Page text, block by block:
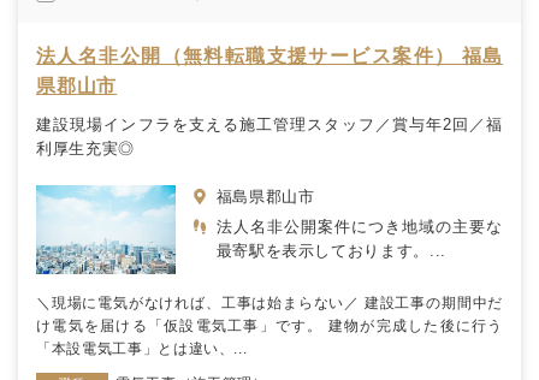
法人名非公開（無料転職支援サービス案件） 福島
県郡山市
建設現場インフラを支える施工管理スタッフ／賞与年2回／福
利厚生充実◎
福島県郡山市
法人名非公開案件につき地域の主要な
最寄駅を表示しております。...
＼現場に電気がなければ、工事は始まらない／ 建設工事の期間中だ
け電気を届ける「仮設電気工事」です。 建物が完成した後に行う
「本設電気工事」とは違い、...